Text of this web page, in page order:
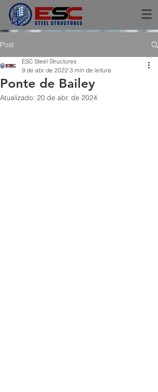
Post
Ponte de Bailey
ESC Steel Structures
9 de abr. de 2022 3 min de leitura
Atualizado: 20 de abr. de 2024